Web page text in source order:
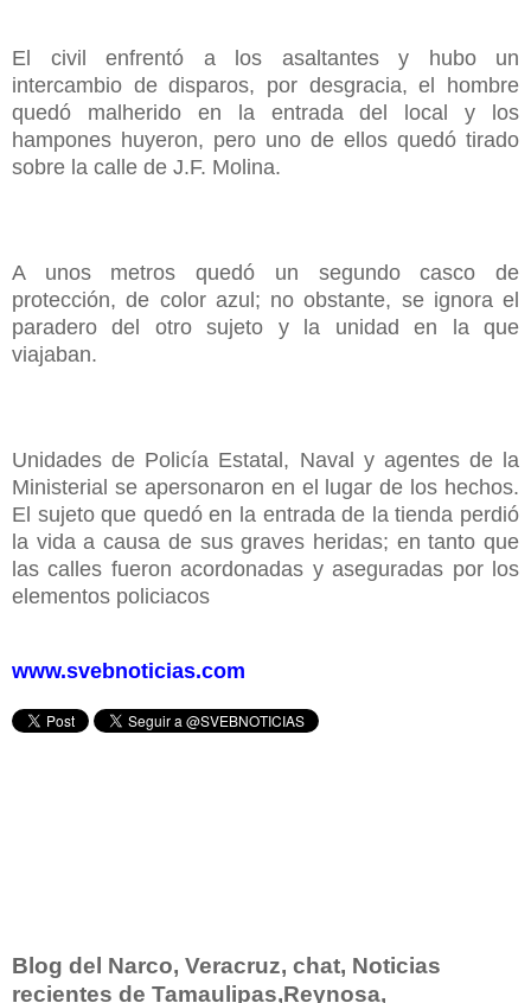
El civil enfrentó a los asaltantes y hubo un
intercambio de disparos, por desgracia, el hombre
quedó malherido en la entrada del local y los
hampones huyeron, pero uno de ellos quedó tirado
sobre la calle de J.F. Molina.
A unos metros quedó un segundo casco de
protección, de color azul; no obstante, se ignora el
paradero del otro sujeto y la unidad en la que
viajaban.
Unidades de Policía Estatal, Naval y agentes de la
Ministerial se apersonaron en el lugar de los hechos.
El sujeto que quedó en la entrada de la tienda perdió
la vida a causa de sus graves heridas; en tanto que
las calles fueron acordonadas y aseguradas por los
elementos policiacos
www.svebnoticias.com
Blog del Narco, Veracruz, chat, Noticias
recientes de Tamaulipas,Reynosa,